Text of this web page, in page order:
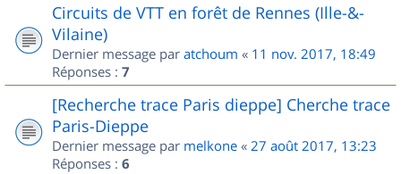
Circuits de VTT en forêt de Rennes (Ille-&-
Vilaine)
Dernier message par atchoum « 11 nov. 2017, 18:49
Réponses : 7
[Recherche trace Paris dieppe] Cherche trace
Paris-Dieppe
Dernier message par melkone « 27 août 2017, 13:23
Réponses : 6